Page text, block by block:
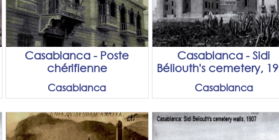
Casablanca - Poste
chérifienne
Casablanca
Casablanca - Sidi
Béliouth's cemetery,
Casablanca